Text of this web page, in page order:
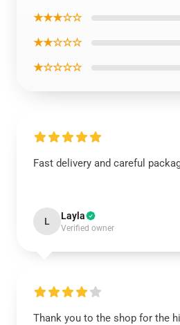
★★★☆☆
★★☆☆☆
★☆☆☆☆
Fast delivery and careful
L Layla
Verified owner
Thank you to the shop for the